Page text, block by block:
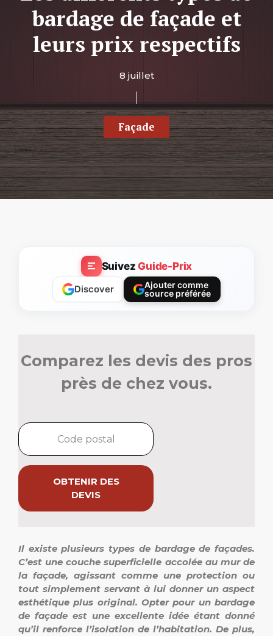
bardage de façade et
leurs prix respectifs
8 juillet
Façade
SuivezGuide-Prix
Discover
Ajouter comme
source préférée
Comparez les devis des pros
près de chez vous.
OBTENIR DES
DEVIS
Il existe plusieurs types de bardage de façades.
C’est une couche superficielle accolée au mur de
la façade, agissant comme une protection ou
tout simplement servant à lui donner un aspect
esthétique plus original. Opter pour un bardage
de façade est une excellente idée étant donné
qu’il renforce l’isolation de l’habitation. De plus,